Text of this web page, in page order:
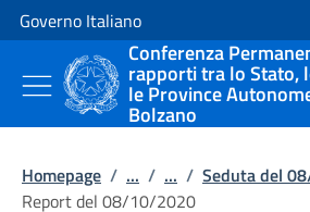
Vai al contenuto
Vai alla navigazione del sito
Governo Italiano
Conferenza
rapporti tra lo Stato,
le Province
Bolzano
Homepage / ... / ... / Seduta del
Report del 08/10/2020